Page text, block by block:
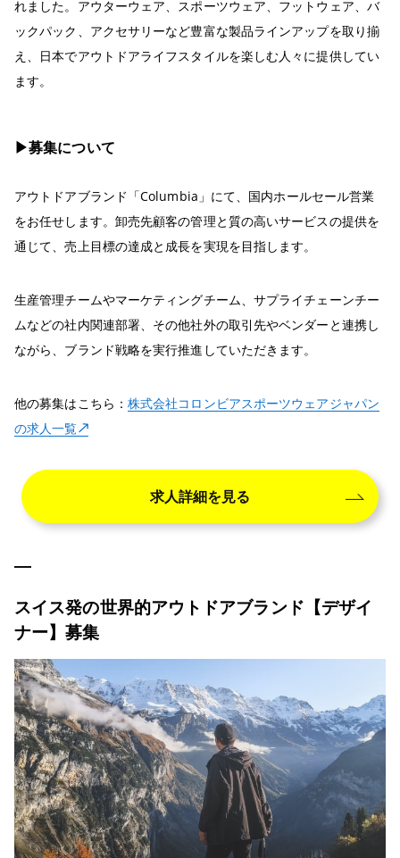
れました。アウターウェア、スポーツウェア、フットウェア、バ
ックパック、アクセサリーなど豊富な製品ラインアップを取り揃
え、日本でアウトドアライフスタイルを楽しむ人々に提供してい
ます。
▶︎募集について
アウトドアブランド「Columbia」にて、国内ホールセール営業
をお任せします。卸売先顧客の管理と質の高いサービスの提供を
通じて、売上目標の達成と成長を実現を目指します。
生産管理チームやマーケティングチーム、サプライチェーンチー
ムなどの社内関連部署、その他社外の取引先やベンダーと連携し
ながら、ブランド戦略を実行推進していただきます。
他の募集はこちら： 株式会社コロンビアスポーツウェアジャパン
の求人一覧
求人詳細を見る
スイス発の世界的アウトドアブランド【デザイ
ナー】募集